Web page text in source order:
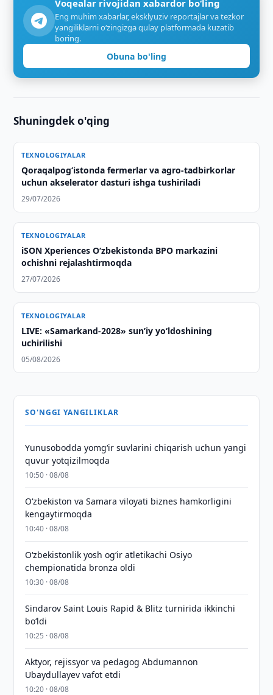
Voqealar rivojidan xabardor bo‘ling
Eng muhim xabarlar, eksklyuziv reportajlar va tezkor
yangiliklarni o‘zingizga qulay platformada kuzatib
boring.
Obuna bo'ling
Shuningdek o'qing
TEXNOLOGIYALAR
Qoraqalpog‘istonda fermerlar va agro-tadbirkorlar
uchun akselerator dasturi ishga tushiriladi
29/07/2026
TEXNOLOGIYALAR
iSON Xperiences Oʻzbekistonda BPO markazini
ochishni rejalashtirmoqda
27/07/2026
TEXNOLOGIYALAR
LIVE: «Samarkand-2028» sun’iy yo‘ldoshining
uchirilishi
05/08/2026
SO'NGGI YANGILIKLAR
Yunusobodda yomg‘ir suvlarini chiqarish uchun yangi
quvur yotqizilmoqda
10:50 · 08/08
Oʻzbekiston va Samara viloyati biznes hamkorligini
kengaytirmoqda
10:40 · 08/08
O‘zbekistonlik yosh og‘ir atletikachi Osiyo
chempionatida bronza oldi
10:30 · 08/08
Sindarov Saint Louis Rapid & Blitz turnirida ikkinchi
bo‘ldi
10:25 · 08/08
Aktyor, rejissyor va pedagog Abdumannon
Ubaydullayev vafot etdi
10:20 · 08/08